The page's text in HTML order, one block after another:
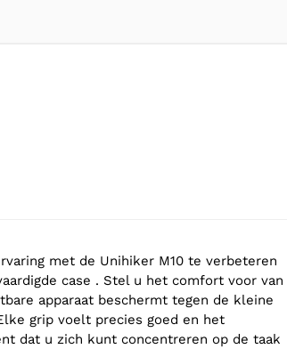
met de Unihiker M10 te verbeteren
case . Stel u het comfort voor van
apparaat beschermt tegen de kleine
grip voelt precies goed en het
dat u zich kunt concentreren op de taak